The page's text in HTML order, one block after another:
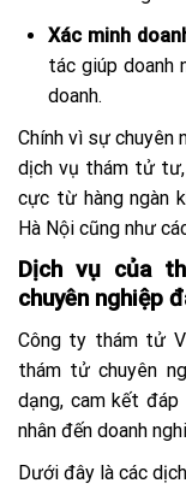
Xác minh
tác giúp doanh
doanh.
Chính vì sự chuyên
dịch vụ thám tử
cực từ hàng ngàn
Hà Nội cũng như
Dịch vụ của
chuyên nghiệp
Công ty thám tử
thám tử chuyên
dạng, cam kết
nhân đến doanh
Dưới đây là các